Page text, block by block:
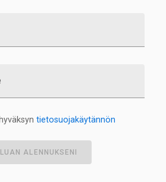
tietosuojakäytännön
ALENNUKSENI